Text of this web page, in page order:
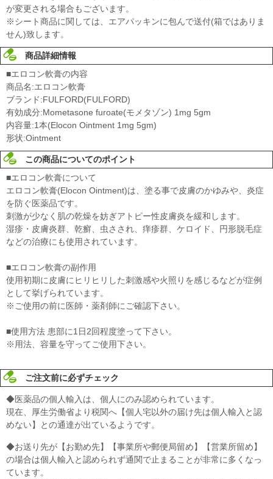
が変更される場合もございます。
※シート商品に関しては、エアパッキンに包んで送付(箱ではありま
せん)致します。
商品詳細情報
■エロコン軟膏の内容
商品名:エロコン軟膏
ブランド:FULFORD(FULFORD)
有効成分:Mometasone furoate(モメタゾン) 1mg 5gm
内容量:1本(Elocon Ointment 1mg 5gm)
形状:Ointment
この商品についてのポイント
■エロコン軟膏について
エロコン軟膏(Elocon Ointment)は、塗る事で皮膚のかゆみや、炎症
を防ぐ医薬品です。
刺激が少なく肌の乾燥を妨ぎアトピー性皮膚炎を緩和します。
湿疹・皮膚炎群、乾癬、虫さされ、痒疹群、ケロイド、円形脱毛症
などの治療にも使用されています。
■エロコン軟膏の副作用
使用初期に皮膚にヒリヒリした刺激感や火照りを感じるなどが症例
として挙げられています。
※ご使用の前に医師・薬剤師にご確認下さい。
■使用方法 患部に1日2回程度塗って下さい。
※用法、容量を守ってご使用下さい。
ご注文前に必ずチェック
◆医薬品の個人輸入は、個人にのみ認められています。
現在、厚生労働省より税関へ【個人宅以外の届け先は個人輸入と認
めない】との通達が出ているようです。
◆お送り先が【お勤め先】【事業所や郵便局留め】【営業所留め】
の場合は個人輸入と認められず通関で止まることが非常に多くなっ
ています。